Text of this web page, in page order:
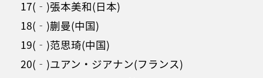
17(‐)張本美和(日本)
18(‐)蒯曼(中国)
19(‐)范思琦(中国)
20(‐)ユアン・ジアナン(フランス)